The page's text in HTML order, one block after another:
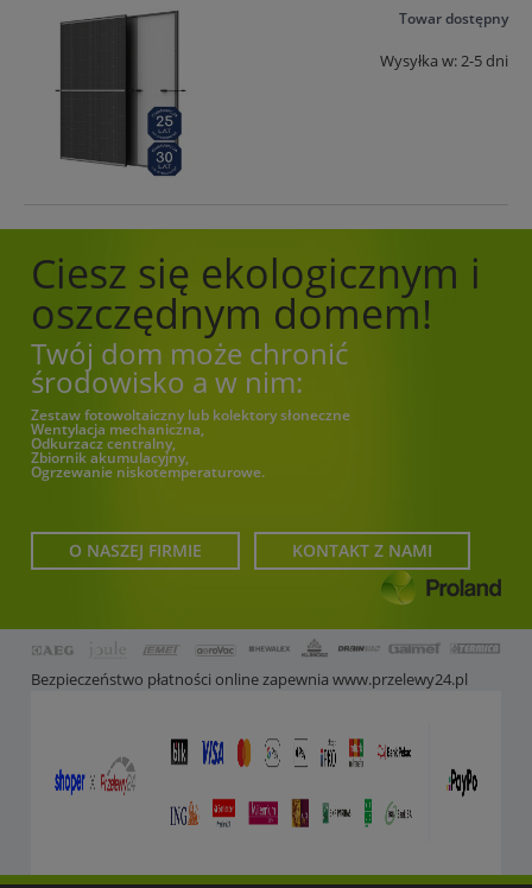
Towar dostępny
Wysyłka w:2-5 dni
Ciesz się ekologicznym i
oszczędnym domem!
Twój dom może chronić
środowisko a w nim:
Zestaw fotowoltaiczny lub kolektory słoneczne
Wentylacja mechaniczna,
Odkurzacz centralny,
Zbiornik akumulacyjny,
Ogrzewanie niskotemperaturowe.
O NASZEJ FIRMIE KONTAKT Z NAMI
Bezpieczeństwo płatności online zapewnia www.przelewy24.pl